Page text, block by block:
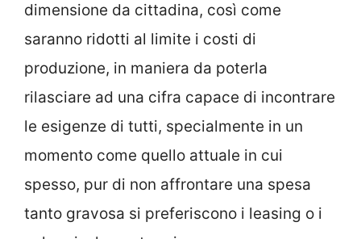
dimensione da cittadina, così come
saranno ridotti al limite i costi di
produzione, in maniera da poterla
rilasciare ad una cifra capace di incontrare
le esigenze di tutti, specialmente in un
momento come quello attuale in cui
spesso, pur di non affrontare una spesa
tanto gravosa si preferiscono i leasing o i